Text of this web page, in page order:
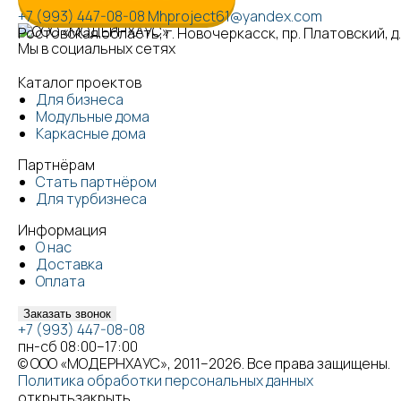
+7 (993) 447-08-08 Mhproject61@yandex.com
Ростовская область, г. Новочеркасск, пр. Платовский, д.
Мы в социальных сетях
Каталог проектов
Для бизнеса
Модульные дома
Каркасные дома
Партнёрам
Стать партнёром
Для турбизнеса
Информация
О нас
Доставка
Оплата
Заказать звонок
+7 (993) 447-08-08
пн-сб 08:00–17:00
© ООО «МОДЕРНХАУС», 2011–2026. Все права защищены.
Политика обработки персональных данных